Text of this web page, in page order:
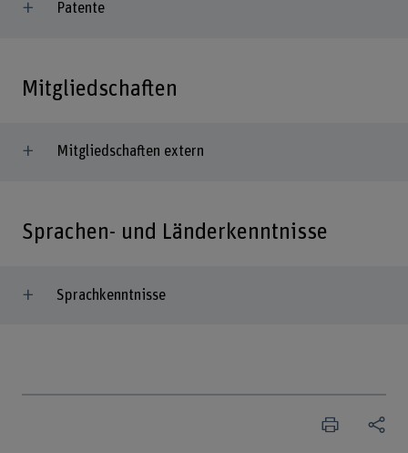
Patente
Mitgliedschaften
Mitgliedschaften extern
Sprachen- und Länderkenntnisse
Sprachkenntnisse